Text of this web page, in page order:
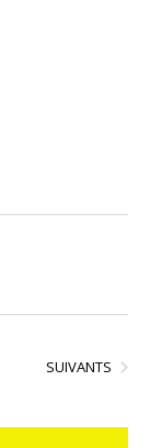
ÉVÈNEMENTS
SUIVANTS